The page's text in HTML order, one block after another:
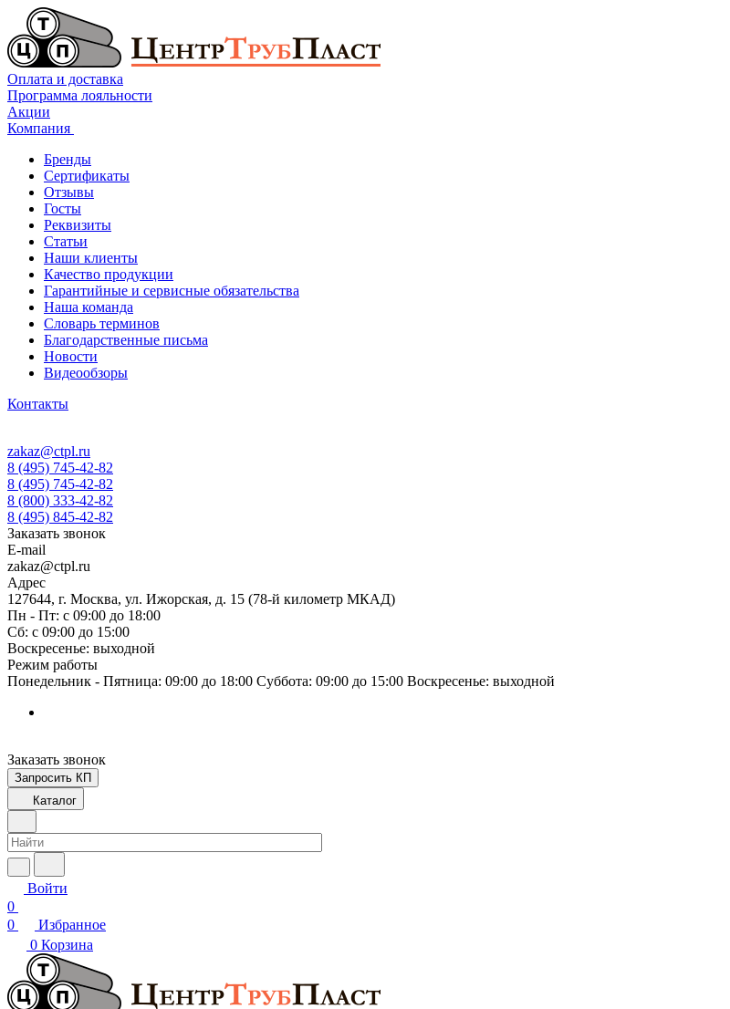
Оплата и доставка
Программа лояльности
Акции
Компания
Бренды
Сертификаты
Отзывы
Госты
Реквизиты
Статьи
Наши клиенты
Качество продукции
Гарантийные и сервисные обязательства
Наша команда
Словарь терминов
Благодарственные письма
Новости
Видеообзоры
Контакты
zakaz@ctpl.ru
8 (495) 745-42-82
8 (495) 745-42-82
8 (800) 333-42-82
8 (495) 845-42-82
Заказать звонок
E-mail
zakaz@ctpl.ru
Адрес
127644, г. Москва, ул. Ижорская, д. 15 (78-й километр МКАД)
Пн - Пт: с 09:00 до 18:00
Сб: с 09:00 до 15:00
Воскресенье: выходной
Режим работы
Понедельник - Пятница: 09:00 до 18:00 Суббота: 09:00 до 15:00 Воскресенье: выходной
Заказать звонок
Запросить КП
Каталог
Войти
0
0
Избранное
0 Корзина